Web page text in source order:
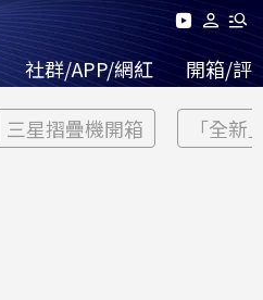
社群/APP/網紅 開箱/評
三星摺疊機開箱 「全新